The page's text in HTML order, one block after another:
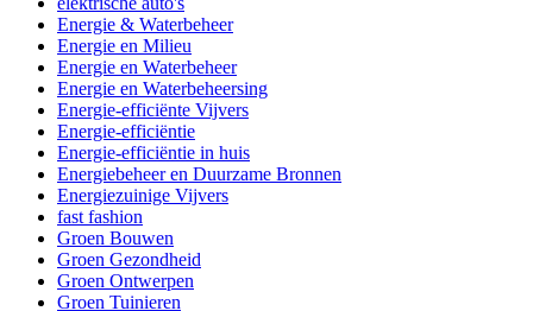
Energie & Waterbeheer
Energie en Milieu
Energie en Waterbeheer
Energie en Waterbeheersing
Energie-efficiënte Vijvers
Energie-efficiëntie
Energie-efficiëntie in huis
Energiebeheer en Duurzame Bronnen
Energiezuinige Vijvers
fast fashion
Groen Bouwen
Groen Gezondheid
Groen Ontwerpen
Groen Tuinieren